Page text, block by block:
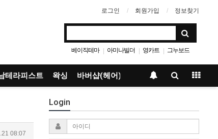
로그인 회원가입 정보찾기
베이직테마 | 아미나빌더 | 영카트 | 그누보드
테라피스트 왁싱 바버샵(헤어)
08:07
Login